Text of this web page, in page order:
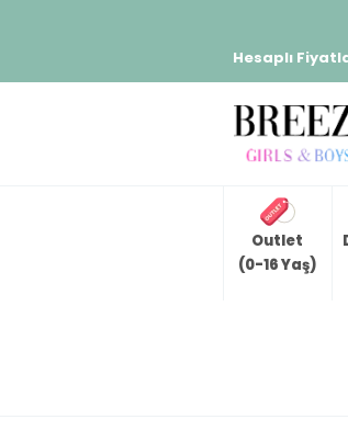
Hesaplı
Outlet
(0-16 Yaş)